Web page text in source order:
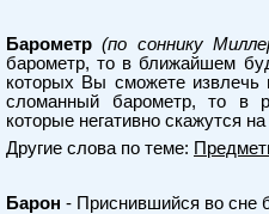
Барометр (по соннику
барометр, то в ближайшем
которых Вы сможете
сломанный барометр, то в
которые негативно скажутся
Другие слова по теме:
Барон - Приснившийся во сне